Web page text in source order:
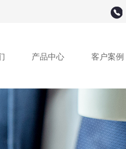
产品中心 客户案例